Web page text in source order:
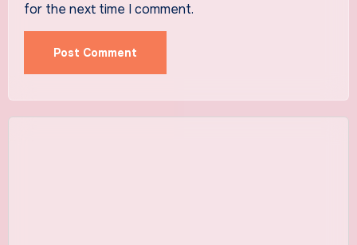
for the next time I comment.